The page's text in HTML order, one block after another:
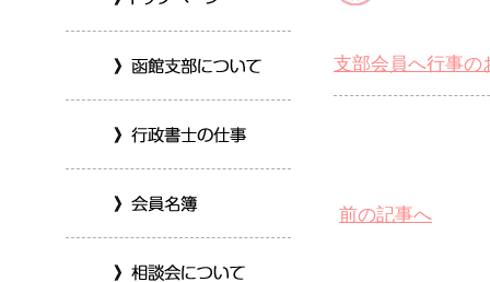
支部会員へ行事の
前の記事へ